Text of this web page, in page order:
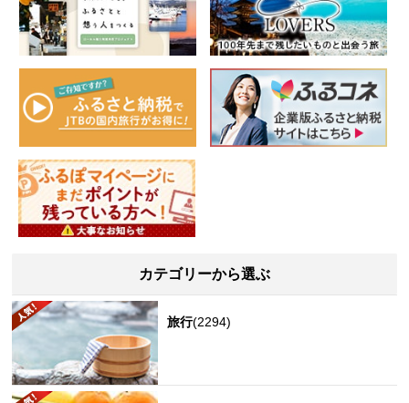
カテゴリーから選ぶ
旅行(2294)